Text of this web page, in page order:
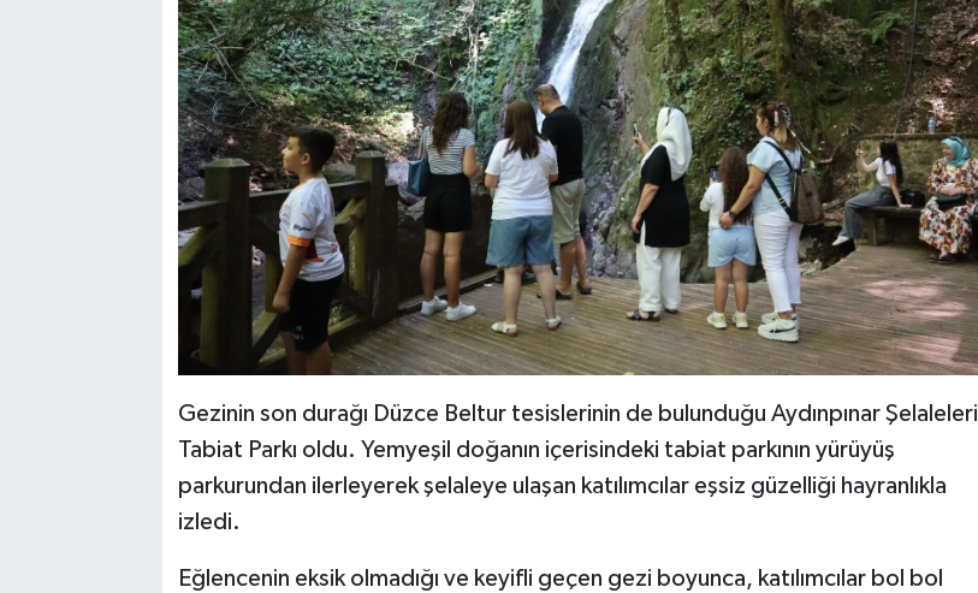
Gezinin son durağı Düzce Beltur tesislerinin de bulunduğu Aydınpınar Şelaleleri
Tabiat Parkı oldu. Yemyeşil doğanın içerisindeki tabiat parkının yürüyüş
parkurundan ilerleyerek şelaleye ulaşan katılımcılar eşsiz güzelliği hayranlıkla
izledi.
Eğlencenin eksik olmadığı ve keyifli geçen gezi boyunca, katılımcılar bol bol